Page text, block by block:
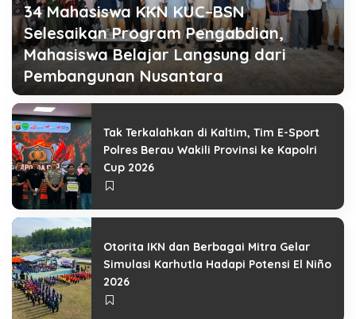
34 Mahasiswa KKN KUC–BSN
Selesaikan Program Pengabdian,
Mahasiswa Belajar Langsung dari
Pembangunan Nusantara
Redaksi Kalimtara.id 6 Agustus 2026
Tak Terkalahkan di Kaltim, Tim E-Sport
Polres Berau Wakili Provinsi ke Kapolri
Cup 2026
Otorita IKN dan Berbagai Mitra Gelar
Simulasi Karhutla Hadapi Potensi El Niño
2026